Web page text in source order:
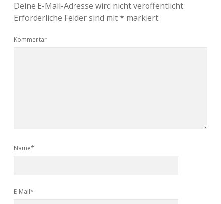
Deine E-Mail-Adresse wird nicht veröffentlicht.
Erforderliche Felder sind mit* markiert
Kommentar
Name*
E-Mail*